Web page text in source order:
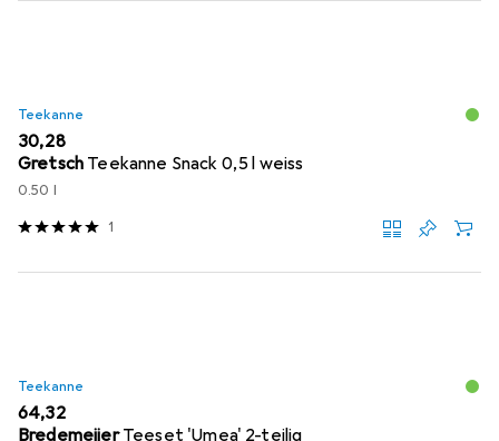
Teekanne
EUR
30,28
Gretsch Teekanne Snack 0,5 l weiss
0.50 l
1
Teekanne
EUR
64,32
Bredemeijer Teeset 'Umea' 2-teilig